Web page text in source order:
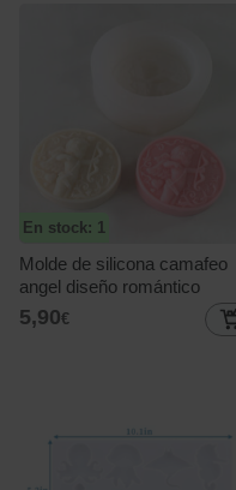
En stock: 1
Molde de silicona camafeo
angel diseño romántico
5,90€